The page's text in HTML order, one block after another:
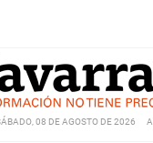
08 DE AGOSTO DE 2026